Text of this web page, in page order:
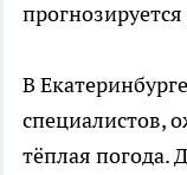
В
специалистов,
тёплая погода.